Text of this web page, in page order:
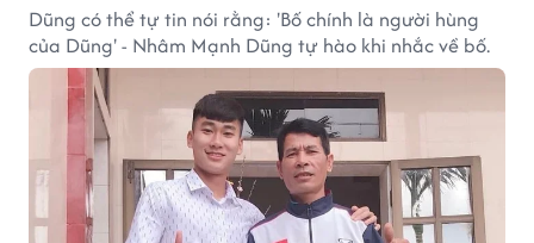
Dũng có thể tự tin nói rằng: 'Bố chính là người hùng
của Dũng' - Nhâm Mạnh Dũng tự hào khi nhắc về bố.